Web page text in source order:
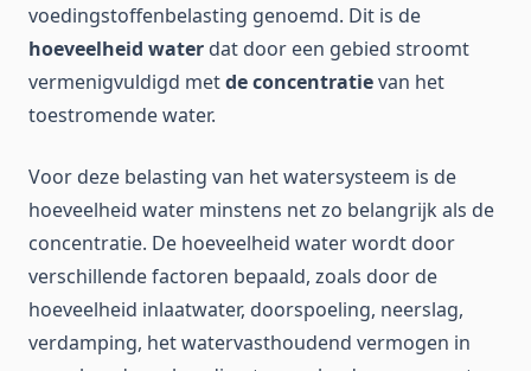
voedingstoffenbelasting genoemd. Dit is de
hoeveelheid water dat door een gebied stroomt
vermenigvuldigd metde concentratievan het
toestromende water.
Voor deze belasting van het watersysteem is de
hoeveelheid water minstens net zo belangrijk als de
concentratie. De hoeveelheid water wordt door
verschillende factoren bepaald, zoals door de
hoeveelheid inlaatwater, doorspoeling, neerslag,
verdamping, het watervasthoudend vermogen in